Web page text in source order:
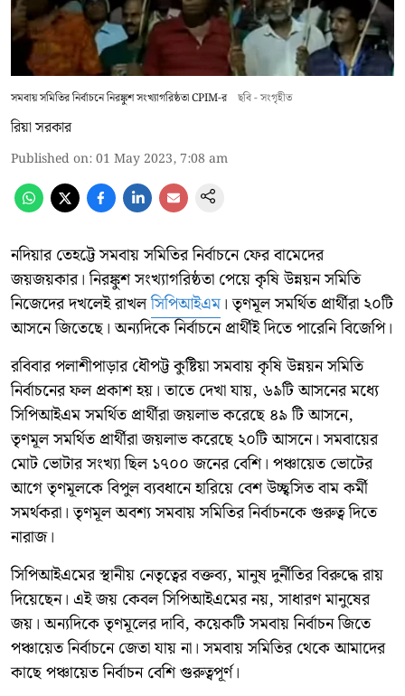
সমবায় সমিতির নির্বাচনে নিরঙ্কুশ সংখ্যাগরিষ্ঠতা CPIM-র ছবি - সংগৃহীত
রিয়া সরকার
Published on:01 May 2023, 7:08 am
নদিয়ার তেহট্টে সমবায় সমিতির নির্বাচনে ফের বামেদের
জয়জয়কার। নিরঙ্কুশ সংখ্যাগরিষ্ঠতা পেয়ে কৃষি উন্নয়ন সমিতি
নিজেদের দখলেই রাখলসিপিআইএম। তৃণমূল সমর্থিত প্রার্থীরা ২০টি
আসনে জিতেছে। অন্যদিকে নির্বাচনে প্রার্থীই দিতে পারেনি বিজেপি।
রবিবার পলাশীপাড়ার ধৌপট্ট কুষ্টিয়া সমবায় কৃষি উন্নয়ন সমিতি
নির্বাচনের ফল প্রকাশ হয়। তাতে দেখা যায়, ৬৯টি আসনের মধ্যে
সিপিআইএম সমর্থিত প্রার্থীরা জয়লাভ করেছে ৪৯ টি আসনে,
তৃণমূল সমর্থিত প্রার্থীরা জয়লাভ করেছে ২০টি আসনে। সমবায়ের
মোট ভোটার সংখ্যা ছিল ১৭০০ জনের বেশি। পঞ্চায়েত ভোটের
আগে তৃণমূলকে বিপুল ব্যবধানে হারিয়ে বেশ উচ্ছ্বসিত বাম কর্মী
সমর্থকরা। তৃণমূল অবশ্য সমবায় সমিতির নির্বাচনকে গুরুত্ব দিতে
নারাজ।
সিপিআইএমের স্থানীয় নেতৃত্বের বক্তব্য, মানুষ দুর্নীতির বিরুদ্ধে রায়
দিয়েছেন। এই জয় কেবল সিপিআইএমের নয়, সাধারণ মানুষের
জয়। অন্যদিকে তৃণমূলের দাবি, কয়েকটি সমবায় নির্বাচন জিতে
পঞ্চায়েত নির্বাচনে জেতা যায় না। সমবায় সমিতির থেকে আমাদের
কাছে পঞ্চায়েত নির্বাচন বেশি গুরুত্বপূর্ণ।